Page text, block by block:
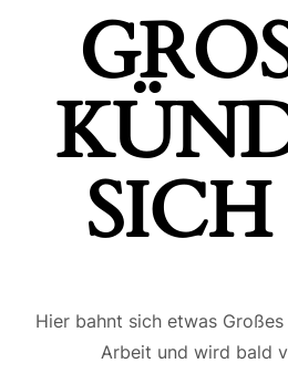
ICH
Hier bahnt sich etwas
Arbeit und wird bald